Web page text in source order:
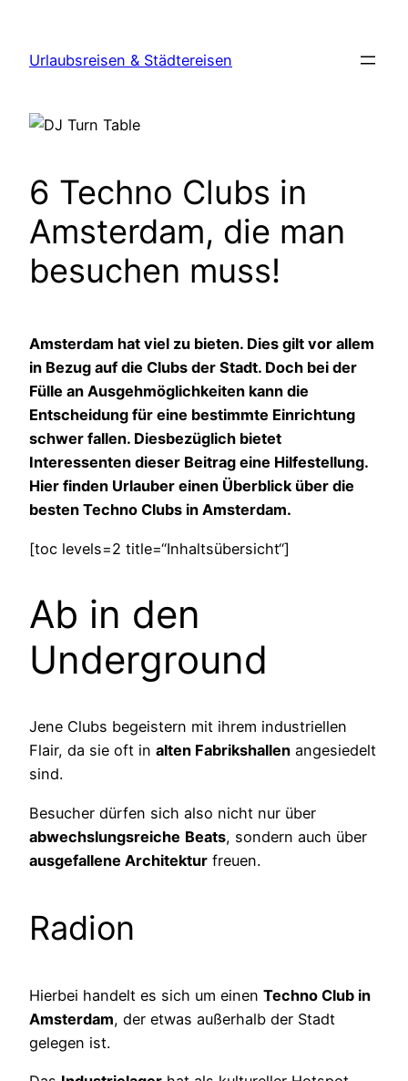
springen
Urlaubsreisen & Städtereisen
6 Techno Clubs in
Amsterdam, die man
besuchen muss!
Amsterdam hat viel zu bieten. Dies gilt vor allem
in Bezug auf die Clubs der Stadt. Doch bei der
Fülle an Ausgehmöglichkeiten kann die
Entscheidung für eine bestimmte Einrichtung
schwer fallen. Diesbezüglich bietet
Interessenten dieser Beitrag eine Hilfestellung.
Hier finden Urlauber einen Überblick über die
besten Techno Clubs in Amsterdam.
[toc levels=2 title=“Inhaltsübersicht“]
Ab in den
Underground
Jene Clubs begeistern mit ihrem industriellen
Flair, da sie oft in alten Fabrikshallen angesiedelt
sind.
Besucher dürfen sich also nicht nur über
abwechslungsreiche Beats, sondern auch über
ausgefallene Architektur freuen.
Radion
Hierbei handelt es sich um einen Techno Club in
Amsterdam, der etwas außerhalb der Stadt
gelegen ist.